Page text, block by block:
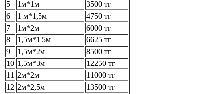
5
1м*1м
3500 тг
6
1 м*1,5м
4750 тг
7
1м*2м
6000 тг
8
1,5м*1,5м
6625 тг
9
1,5м*2м
8500 тг
10 1,5м*3м
12250 тг
11 2м*2м
11000 тг
12 2м*2,5м
13500 тг